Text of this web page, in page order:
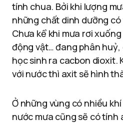
tính chua. Bởi khi lượng
những chất dinh dưỡng
Chưa kể khi mưa rơi
động vật… đang phân
học sinh ra cacbon dioxit.
với nước thì axit sẽ hình
Ở những vùng có nhiều
nước mưa cũng sẽ có tính